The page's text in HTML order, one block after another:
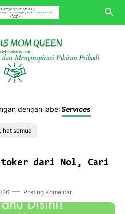
dengan label Services
semua
dari Nol, Cari
Posting Komentar